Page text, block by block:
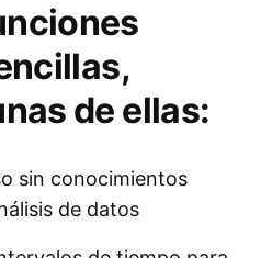
de ellas:
sin conocimientos
de datos